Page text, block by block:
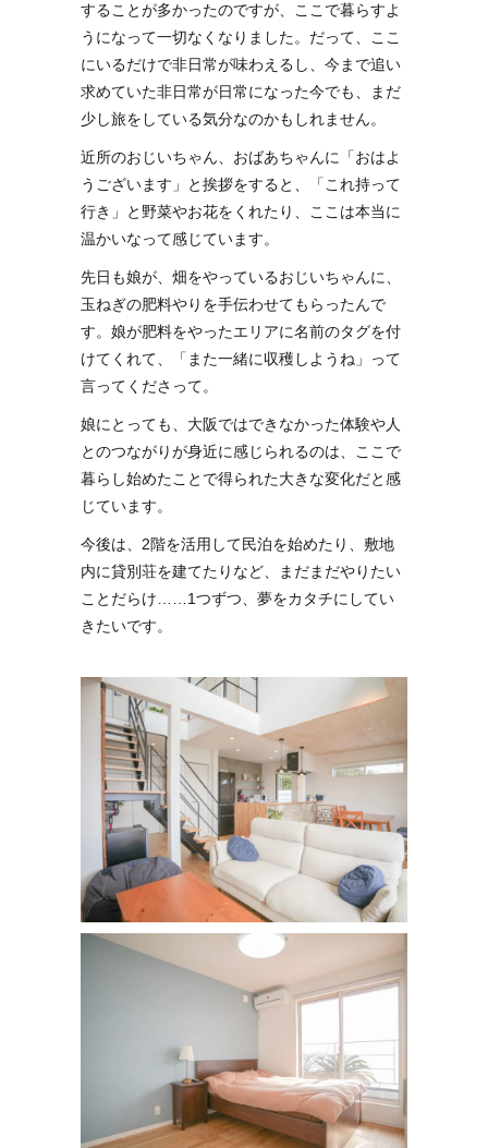
することが多かったのですが、ここで暮らすよ
うになって一切なくなりました。だって、ここ
にいるだけで非日常が味わえるし、今まで追い
求めていた非日常が日常になった今でも、まだ
少し旅をしている気分なのかもしれません。
近所のおじいちゃん、おばあちゃんに「おはよ
うございます」と挨拶をすると、「これ持って
行き」と野菜やお花をくれたり、ここは本当に
温かいなって感じています。
先日も娘が、畑をやっているおじいちゃんに、
玉ねぎの肥料やりを手伝わせてもらったんで
す。娘が肥料をやったエリアに名前のタグを付
けてくれて、「また一緒に収穫しようね」って
言ってくださって。
娘にとっても、大阪ではできなかった体験や人
とのつながりが身近に感じられるのは、ここで
暮らし始めたことで得られた大きな変化だと感
じています。
今後は、2階を活用して民泊を始めたり、敷地
内に貸別荘を建てたりなど、まだまだやりたい
ことだらけ……1つずつ、夢をカタチにしてい
きたいです。